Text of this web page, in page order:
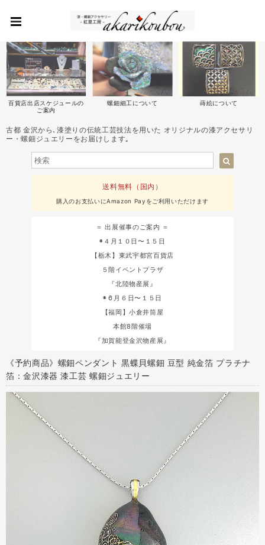
百貨店出店スケジュールの
ご案内
螺鈿細工について 蒔絵について
古都 金沢から､漆塗りの伝統工芸技法を用いた オリジナルの漆アクセサリ
ー・螺鈿ジュエリーをお届けします｡
送料無料（国内）
購入のお支払いにAmazon Payをご利用いただけます
＝ 出展催事のご案内 ＝
◉４月１０日〜１５日
【栃木】東武宇都宮百貨店
５階イベントプラザ
『北陸物産展』
◉６月６日〜１５日
【福岡】小倉井筒屋
本館8階催場
『加賀能登金沢物産展』
《予約商品》螺鈿ペンダント 黒蝶貝螺鈿 豆型 純金箔 プラチナ
箔：金沢漆器 漆工芸 螺鈿ジュエリー